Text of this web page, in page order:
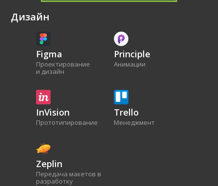
Figma
Проектирование
и дизайн
Анимации
Principle
Прототипирование
InVision Trello
Менеджмент
Передача макетов в
разработку
Zeplin
Дизайн